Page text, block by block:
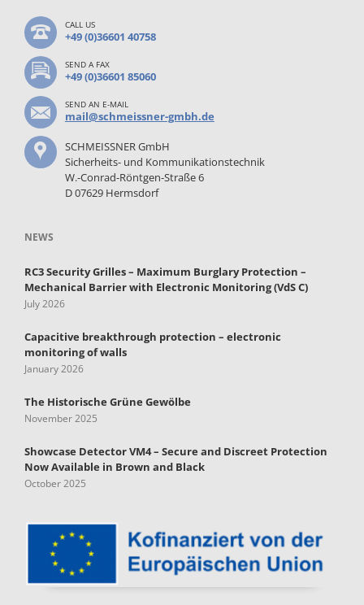
CALL US
+49 (0)36601 40758
SEND A FAX
+49 (0)36601 85060
SEND AN E-MAIL
mail@schmeissner-gmbh.de
SCHMEISSNER GmbH
Sicherheits- und Kommunikationstechnik
W.-Conrad-Röntgen-Straße 6
D 07629 Hermsdorf
NEWS
RC3 Security Grilles – Maximum Burglary Protection –
Mechanical Barrier with Electronic Monitoring (VdS C)
July 2026
Capacitive breakthrough protection – electronic
monitoring of walls
January 2026
The Historische Grüne Gewölbe
November 2025
Showcase Detector VM4 – Secure and Discreet Protection
Now Available in Brown and Black
October 2025